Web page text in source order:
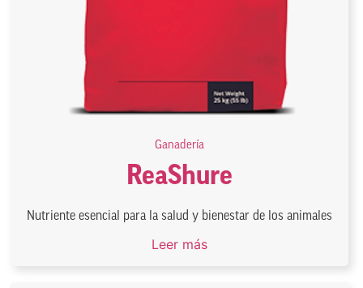
Ganadería
ReaShure
Nutriente esencial para la salud y bienestar de los animales
Leer más